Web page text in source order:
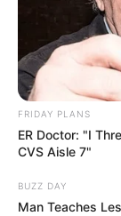
FRIDAY PLANS
ER Doctor: "I
CVS Aisle 7"
BUZZ DAY
Man Teaches